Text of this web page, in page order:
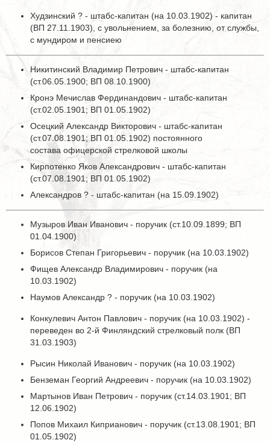
Худзинский ? - штабс-капитан (на 10.03.1902) - капитан
(ВП 27.11.1903), с увольнением, за болезнию, от службы,
с мундиром и пенсиею
Никитинский Владимир Петрович - штабс-капитан
(ст.06.05.1900; ВП 08.10.1900)
Кронэ Мечислав Фердинандович - штабс-капитан
(ст.02.05.1901; ВП 01.05.1902)
Осецкий Александр Викторович - штабс-капитан
(ст.07.08.1901; ВП 01.05.1902) постоянного
состава офицерской стрелковой школы
Кирпотенко Яков Александрович - штабс-капитан
(ст.07.08.1901; ВП 01.05.1902)
Александров ? - штабс-капитан (на 15.09.1902)
Музыров Иван Иванович - поручик (ст.10.09.1899; ВП
01.04.1900)
Борисов Степан Григорьевич - поручик (на 10.03.1902)
Фищев Александр Владимирович - поручик (на
10.03.1902)
Наумов Александр ? - поручик (на 10.03.1902)
Конкулевич Антон Павлович - поручик (на 10.03.1902) -
переведен во 2-й Финляндский стрелковый полк (ВП
31.03.1903)
Рысин Николай Иванович - поручик (на 10.03.1902)
Бенземан Георгий Андреевич - поручик (на 10.03.1902)
Мартынов Иван Петрович - поручик (ст.14.03.1901; ВП
12.06.1902)
Попов Михаил Киприанович - поручик (ст.13.08.1901; ВП
01.05.1902)